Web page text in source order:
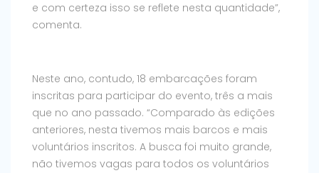
e com certeza isso se reflete nesta quantidade”,
comenta.
Neste ano, contudo, 18 embarcações foram
inscritas para participar do evento, três a mais
que no ano passado. “Comparado às edições
anteriores, nesta tivemos mais barcos e mais
voluntários inscritos. A busca foi muito grande,
não tivemos vagas para todos os voluntários